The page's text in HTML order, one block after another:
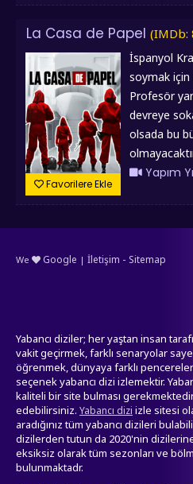
Alejandro,
Steinfeld,
Olagundoye
Favorilere Ekle
La Casa de Papel (IMDb:
İspanyol
soymak için
Profesör
devreye
olsada bu
Yapım
Corberó,
Alba
Tür :
We Google | İletişim - Sitemap
Yabancı diziler; her yaştan insan
vakit geçirmek, farklı senaryolar
öğrenmek, dünyaya farklı
seçenek yabancı dizi izlemektir.
kaliteli bir site bulması
edebilirsiniz. Yabancı dizi izle sitesi
aradığınız tüm yabancı dizileri
dizilerden tutun da 2020'nin
eksiksiz olarak tüm sezonları ve
bulunmaktadr.